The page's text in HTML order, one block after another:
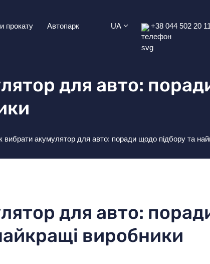
прокату Автопарк UA +38 044 502 20 11
для авто:
вибрати акумулятор для авто: поради щодо підбору та
для авто:
виробники